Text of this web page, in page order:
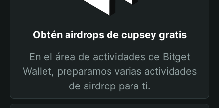
Obtén airdrops de cupsey gratis
En el área de actividades de Bitget
Wallet, preparamos varias actividades
de airdrop para ti.